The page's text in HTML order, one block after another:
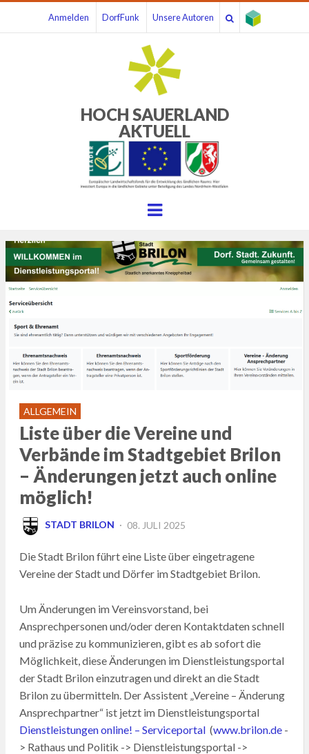
Anmelden DorfFunk Unsere Autoren
HOCH SAUERLAND
AKTUELL
Menu
ALLGEMEIN
Liste über die Vereine und
Verbände im Stadtgebiet Brilon
– Änderungen jetzt auch online
möglich!
STADT BRILON
POSTED
08. JULI 2025
Die Stadt Brilon führt eine Liste über eingetragene
Vereine der Stadt und Dörfer im Stadtgebiet Brilon.
Um Änderungen im Vereinsvorstand, bei
Ansprechpersonen und/oder deren Kontaktdaten schnell
und präzise zu kommunizieren, gibt es ab sofort die
Möglichkeit, diese Änderungen im Dienstleistungsportal
der Stadt Brilon einzutragen und direkt an die Stadt
Brilon zu übermitteln. Der Assistent „Vereine – Änderung
Ansprechpartner“ ist jetzt im Dienstleistungsportal
Dienstleistungen online! – Serviceportal(www.brilon.de-
> Rathaus und Politik -> Dienstleistungsportal ->